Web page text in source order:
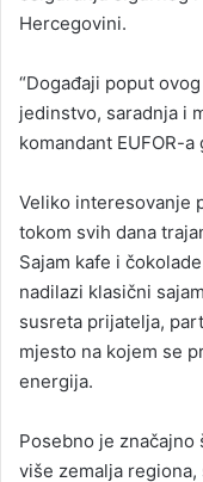
Hercegovini.
“Događaji poput
jedinstvo, saradnja i
komandant EUFOR-
Veliko interesovanje
tokom svih dana
Sajam kafe i
nadilazi klasični
susreta prijatelja,
mjesto na kojem se
energija.
Posebno je
više zemalja